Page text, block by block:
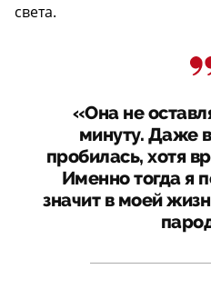
света.
«Она не
минуту. Даже
пробилась, хотя
Именно тогда я
значит в моей